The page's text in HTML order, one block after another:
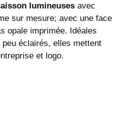
lumineuses avec
sur mesure; avec une face
opale imprimée. Idéales
éclairés, elles mettent
et logo.